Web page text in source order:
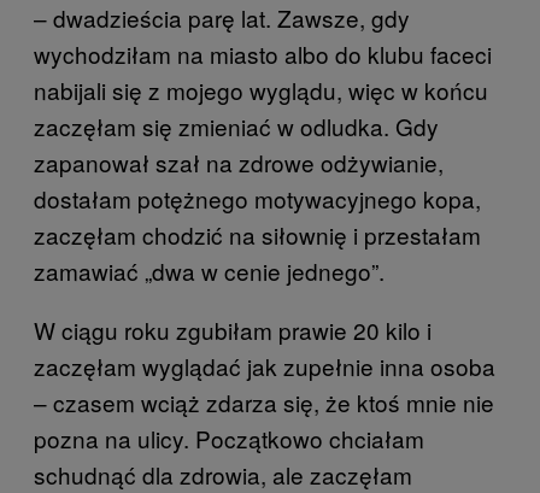
– dwadzieścia parę lat. Zawsze, gdy
wychodziłam na miasto albo do klubu faceci
nabijali się z mojego wyglądu, więc w końcu
zaczęłam się zmieniać w odludka. Gdy
zapanował szał na zdrowe odżywianie,
dostałam potężnego motywacyjnego kopa,
zaczęłam chodzić na siłownię i przestałam
zamawiać „dwa w cenie jednego”.
W ciągu roku zgubiłam prawie 20 kilo i
zaczęłam wyglądać jak zupełnie inna osoba
– czasem wciąż zdarza się, że ktoś mnie nie
pozna na ulicy. Początkowo chciałam
schudnąć dla zdrowia, ale zaczęłam